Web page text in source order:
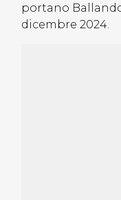
portano
dicembre 2024.